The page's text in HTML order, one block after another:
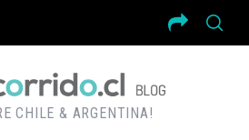
CHILE & ARGENTINA!